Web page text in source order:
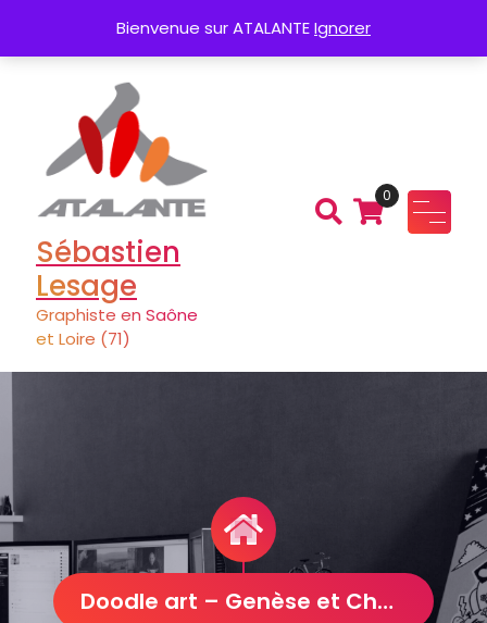
Bienvenue sur ATALANTEIgnorer
contenu
Création de Logo Charte graphique
Sébastien
Lesage
Graphiste en Saône
et Loire (71)
0
Doodle art – Genèse et Chaos – N°15